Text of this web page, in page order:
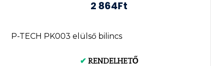
2 864Ft
P-TECH PK003 elülső bilincs
✔ RENDELHETŐ